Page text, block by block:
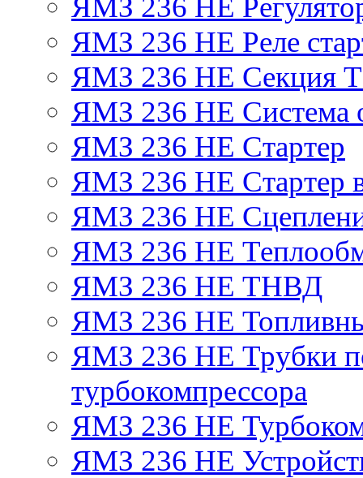
ЯМЗ 236 НЕ
ЯМЗ 236 НЕ Реле
ЯМЗ 236 НЕ Секция
ЯМЗ 236 НЕ Система
ЯМЗ 236 НЕ Стартер
ЯМЗ 236 НЕ Стартер
ЯМЗ 236 НЕ
ЯМЗ 236 НЕ
ЯМЗ 236 НЕ ТНВД
ЯМЗ 236 НЕ
ЯМЗ 236 НЕ Трубки
турбокомпрессора
ЯМЗ 236 НЕ
ЯМЗ 236 НЕ